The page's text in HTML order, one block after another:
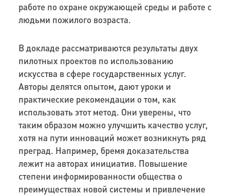
работе по охране окружающей среды и работе с
людьми пожилого возраста.
В докладе рассматриваются результаты двух
пилотных проектов по использованию
искусства в сфере государственных услуг.
Авторы делятся опытом, дают уроки и
практические рекомендации о том, как
использовать этот метод. Они уверены, что
таким образом можно улучшить качество услуг,
хотя на пути инноваций может возникнуть ряд
преград. Например, бремя доказательства
лежит на авторах инициатив. Повышение
степени информированности общества о
преимуществах новой системы и привлечение